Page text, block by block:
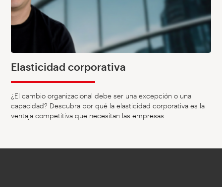
Elasticidad corporativa
¿El cambio organizacional debe ser una excepción o una
capacidad? Descubra por qué la elasticidad corporativa es la
ventaja competitiva que necesitan las empresas.